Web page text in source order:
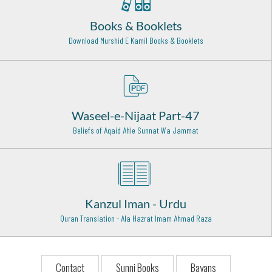
Shah Ghulam Ali Dehlvi Rehmat Ullah Alaih
Hazrat Khawaja UbaiduAllah Ahrar (Rehmat ullah alaih)
Hazrat Khawaja Moin ud din Chisti Rehmat ullah Alaih
Ajmer Shareef - 6
Madina Munawwara - 17
Books & Booklets
Download Murshid E Kamil Books & Booklets
Waseel-e-Nijaat Part-47
Beliefs of Aqaid Ahle Sunnat Wa Jammat
Kanzul Iman - Urdu
Quran Translation - Ala Hazrat Imam Ahmad Raza
Contact Sunni Books Bayans